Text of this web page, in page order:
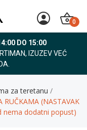
0
DO 15:00
IZUZEV VEĆ
za teretanu
RUČKAMA (NASTAVAK
nema dodatni popust)